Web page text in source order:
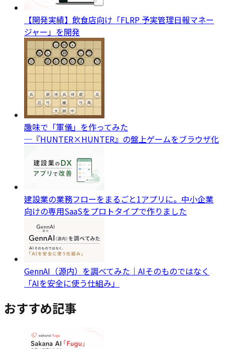
【開発実績】飲食店向け「FLRP 予実管理日報マネー
ジャー」を開発
趣味で「軍儀」を作ってみた
─『HUNTER×HUNTER』の盤上ゲームをブラウザ化
建設業の業務フローをまるごと1アプリに。中小企業
向けの専用SaaSをプロトタイプで作りました
GennAI（源内）を調べてみた｜AIそのものではなく
「AIを安全に使う仕組み」
おすすめ記事